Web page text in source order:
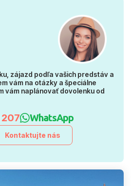
zájazd podľa vašich predstáv a
vám na otázky a špeciálne
vám naplánovať dovolenku od
207 WhatsApp
Kontaktujte nás